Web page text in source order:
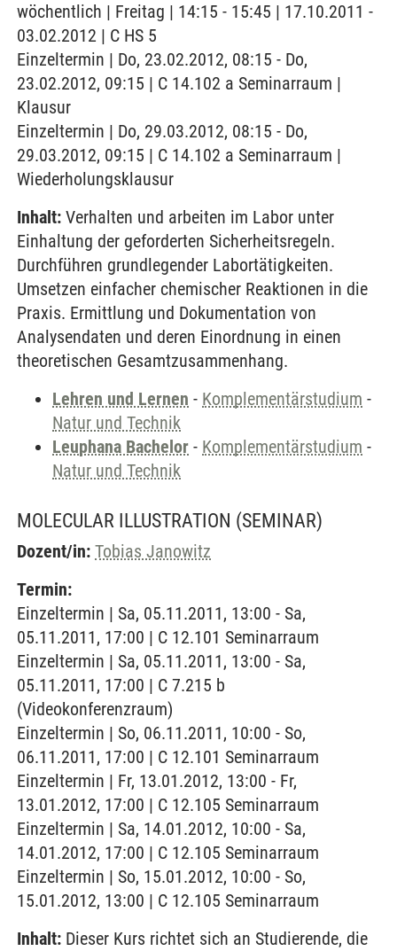
wöchentlich | Freitag | 14:15 - 15:45 | 17.10.2011 -
03.02.2012 | C HS 5
Einzeltermin | Do, 23.02.2012, 08:15 - Do,
23.02.2012, 09:15 | C 14.102 a Seminarraum |
Klausur
Einzeltermin | Do, 29.03.2012, 08:15 - Do,
29.03.2012, 09:15 | C 14.102 a Seminarraum |
Wiederholungsklausur
Inhalt: Verhalten und arbeiten im Labor unter
Einhaltung der geforderten Sicherheitsregeln.
Durchführen grundlegender Labortätigkeiten.
Umsetzen einfacher chemischer Reaktionen in die
Praxis. Ermittlung und Dokumentation von
Analysendaten und deren Einordnung in einen
theoretischen Gesamtzusammenhang.
Lehren und Lernen - Komplementärstudium -
Natur und Technik
Leuphana Bachelor - Komplementärstudium -
Natur und Technik
MOLECULAR ILLUSTRATION (SEMINAR)
Dozent/in: Tobias Janowitz
Termin:
Einzeltermin | Sa, 05.11.2011, 13:00 - Sa,
05.11.2011, 17:00 | C 12.101 Seminarraum
Einzeltermin | Sa, 05.11.2011, 13:00 - Sa,
05.11.2011, 17:00 | C 7.215 b
(Videokonferenzraum)
Einzeltermin | So, 06.11.2011, 10:00 - So,
06.11.2011, 17:00 | C 12.101 Seminarraum
Einzeltermin | Fr, 13.01.2012, 13:00 - Fr,
13.01.2012, 17:00 | C 12.105 Seminarraum
Einzeltermin | Sa, 14.01.2012, 10:00 - Sa,
14.01.2012, 17:00 | C 12.105 Seminarraum
Einzeltermin | So, 15.01.2012, 10:00 - So,
15.01.2012, 13:00 | C 12.105 Seminarraum
Inhalt: Dieser Kurs richtet sich an Studierende, die